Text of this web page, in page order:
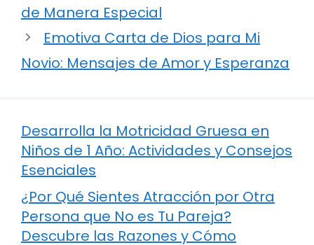
de Manera Especial
Emotiva Carta de Dios para Mi
Novio: Mensajes de Amor y Esperanza
Desarrolla la Motricidad Gruesa en
Niños de 1 Año: Actividades y Consejos
Esenciales
¿Por Qué Sientes Atracción por Otra
Persona que No es Tu Pareja?
Descubre las Razones y Cómo